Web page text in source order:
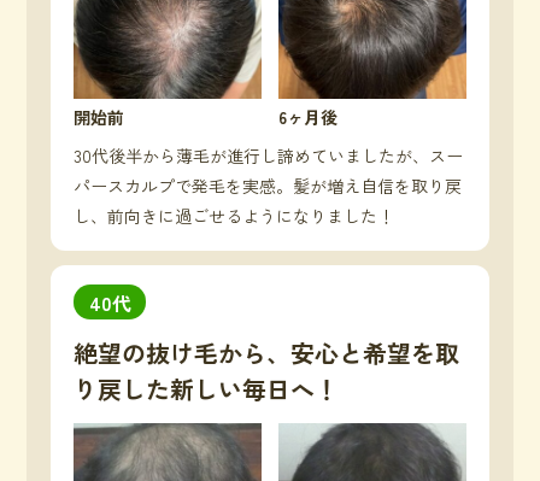
開始前
6ヶ月後
30代後半から薄毛が進行し諦めていましたが、スー
パースカルプで発毛を実感。髪が増え自信を取り戻
し、前向きに過ごせるようになりました！
40代
絶望の抜け毛から、安心と希望を取
り戻した新しい毎日へ！